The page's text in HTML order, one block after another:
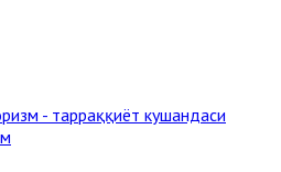
- тарраққиёт кушандаси